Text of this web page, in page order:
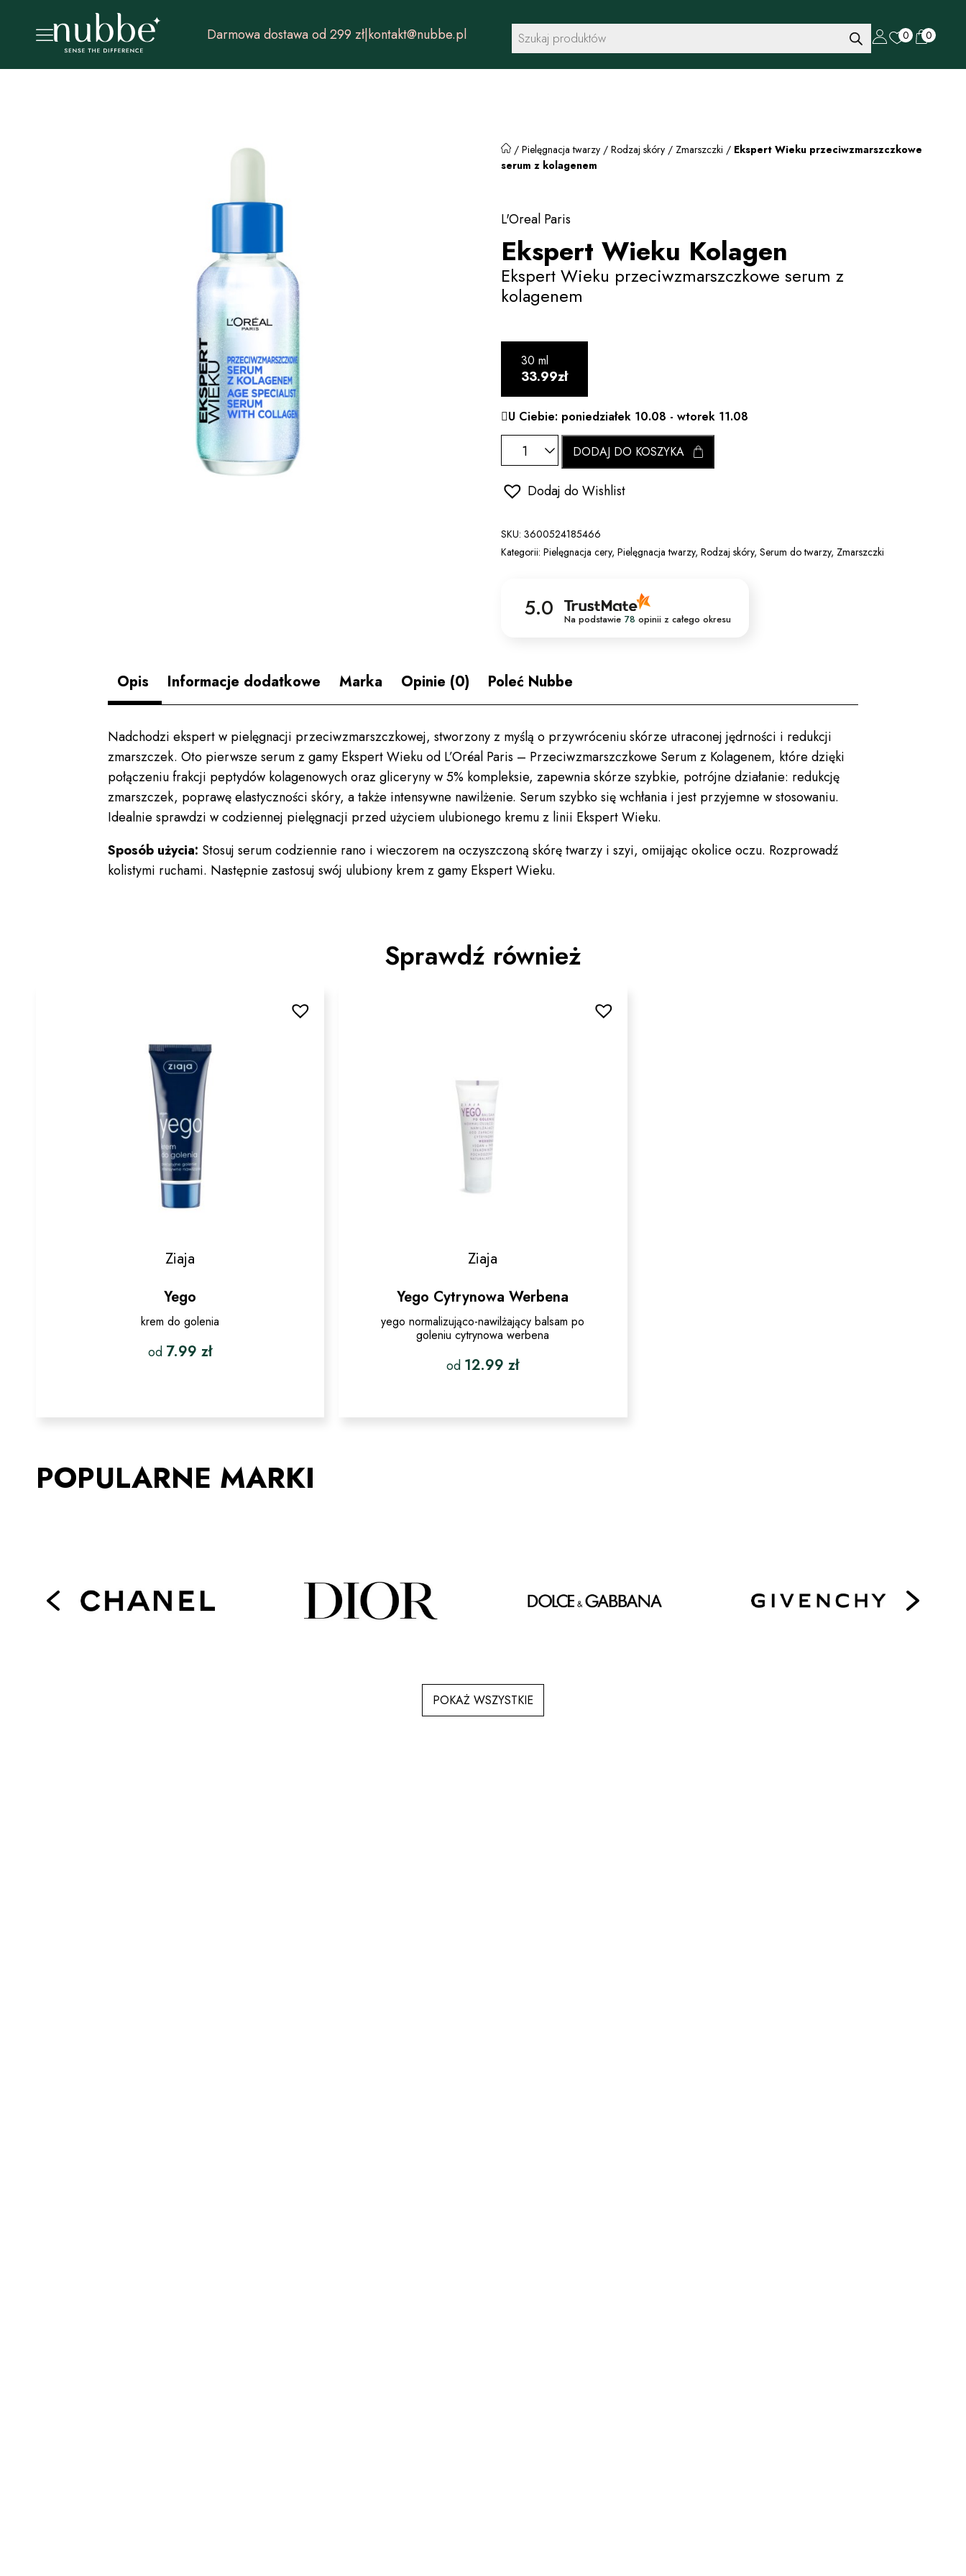
Darmowa dostawa od 299 zł|kontakt@nubbe.pl Wyszukiwarka
produktów 0 0
/ Pielęgnacja twarzy/ Rodzaj skóry/ Zmarszczki / Ekspert Wieku przeciwzmarszczkowe
serum z kolagenem
L'Oreal Paris
Ekspert Wieku Kolagen
Ekspert Wieku przeciwzmarszczkowe serum z
kolagenem
30 ml
33.99zł
U Ciebie: poniedziałek 10.08 - wtorek 11.08
DODAJ DO KOSZYKA
Dodaj do Wishlist
SKU: 3600524185466
Kategorii: Pielęgnacja cery, Pielęgnacja twarzy, Rodzaj skóry, Serum do twarzy, Zmarszczki
5.0 Na podstawie 78 opiniiz całego okresu
Opis Informacje dodatkowe Marka Opinie (0) Poleć Nubbe
Nadchodzi ekspert w pielęgnacji przeciwzmarszczkowej, stworzony z myślą o przywróceniu skórze utraconej jędrności i redukcji
zmarszczek. Oto pierwsze serum z gamy Ekspert Wieku od L’Oréal Paris – Przeciwzmarszczkowe Serum z Kolagenem, które dzięki
połączeniu frakcji peptydów kolagenowych oraz gliceryny w 5% kompleksie, zapewnia skórze szybkie, potrójne działanie: redukcję
zmarszczek, poprawę elastyczności skóry, a także intensywne nawilżenie. Serum szybko się wchłania i jest przyjemne w stosowaniu.
Idealnie sprawdzi w codziennej pielęgnacji przed użyciem ulubionego kremu z linii Ekspert Wieku.
Sposób użycia: Stosuj serum codziennie rano i wieczorem na oczyszczoną skórę twarzy i szyi, omijając okolice oczu. Rozprowadź
kolistymi ruchami. Następnie zastosuj swój ulubiony krem z gamy Ekspert Wieku.
Sprawdź również
Ziaja
Yego
krem do golenia
od 7.99zł
można
wybrać
Ziaja
Yego Cytrynowa Werbena
yego normalizująco-nawilżający balsam po
goleniu cytrynowa werbena
od 12.99zł
POPULARNE MARKI
POKAŻ WSZYSTKIE